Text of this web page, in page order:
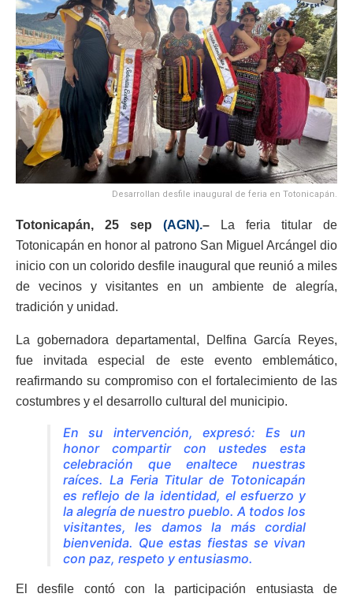
Desarrollan desfile inaugural de feria en Totonicapán.
Totonicapán, 25 sep (AGN).– La feria titular de
Totonicapán en honor al patrono San Miguel Arcángel dio
inicio con un colorido desfile inaugural que reunió a miles
de vecinos y visitantes en un ambiente de alegría,
tradición y unidad.
La gobernadora departamental, Delfina García Reyes,
fue invitada especial de este evento emblemático,
reafirmando su compromiso con el fortalecimiento de las
costumbres y el desarrollo cultural del municipio.
En su intervención, expresó: Es un
honor compartir con ustedes esta
celebración que enaltece nuestras
raíces. La Feria Titular de Totonicapán
es reflejo de la identidad, el esfuerzo y
la alegría de nuestro pueblo. A todos los
visitantes, les damos la más cordial
bienvenida. Que estas fiestas se vivan
con paz, respeto y entusiasmo.
El desfile contó con la participación entusiasta de